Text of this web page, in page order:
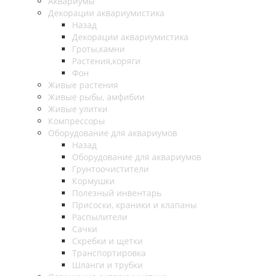
Декорации аквариумистика
Назад
Декорации аквариумистика
Гроты,камни
Растения,коряги
Фон
Живые растения
Живые рыбы, амфибии
Живые улитки
Компрессоры
Оборудование для аквариумов
Назад
Оборудование для аквариумов
Грунтоочистители
Кормушки
Полезный инвентарь
Присоски, краники и клапаны
Распылители
Сачки
Скребки и щетки
Транспортировка
Шланги и трубки